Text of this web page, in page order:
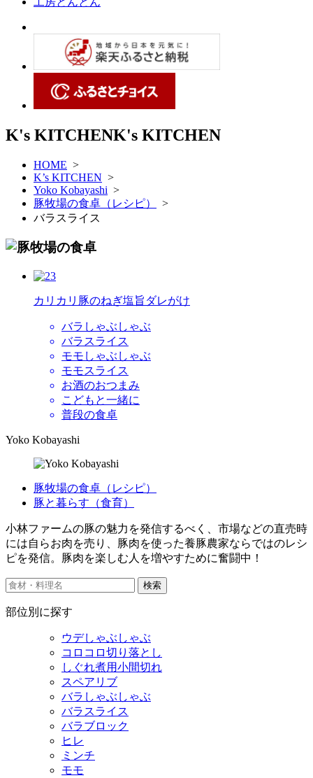
K's KITCHENK's KITCHEN
HOME >
K’s KITCHEN >
Yoko Kobayashi >
豚牧場の食卓（レシピ）
>
バラスライス
カリカリ豚のねぎ塩旨ダレがけ
バラしゃぶしゃぶ
バラスライス
モモしゃぶしゃぶ
モモスライス
お酒のおつまみ
こどもと一緒に
普段の食卓
Yoko Kobayashi
豚牧場の食卓（レシピ）
豚と暮らす（食育）
小林ファームの豚の魅力を発信するべく、市場などの直売時
には自らお肉を売り、豚肉を使った養豚農家ならではのレシ
ピを発信。豚肉を楽しむ人を増やすために奮闘中！
検索
部位別に探す
ウデしゃぶしゃぶ
コロコロ切り落とし
しぐれ煮用小間切れ
スペアリブ
バラしゃぶしゃぶ
バラスライス
バラブロック
ヒレ
ミンチ
モモ